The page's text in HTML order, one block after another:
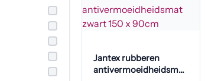
Jantex rubberen
antivermoeidheidsmat